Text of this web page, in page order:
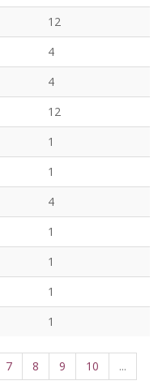
12
4
4
12
1
1
4
1
1
1
1
7 8 9 10 ...